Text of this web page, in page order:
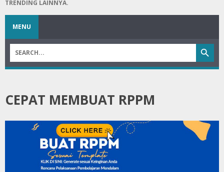
TRENDING LAINNYA.
MENU
CEPAT MEMBUAT RPPM